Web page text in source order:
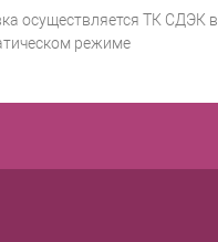
осуществляется ТК СДЭК в
режиме